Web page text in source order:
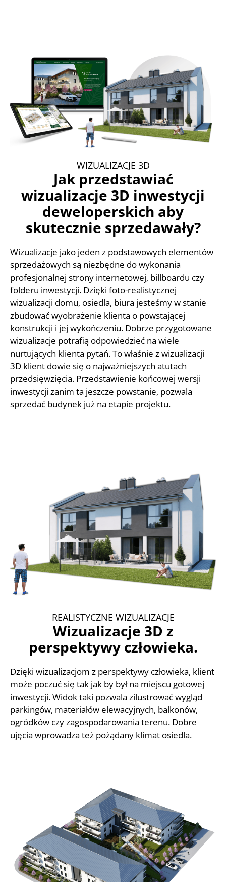
WIZUALIZACJE 3D
Jak przedstawiać
wizualizacje 3D inwestycji
deweloperskich aby
skutecznie sprzedawały?
Wizualizacje jako jeden z podstawowych elementów
sprzedażowych są niezbędne do wykonania
profesjonalnej strony internetowej, billboardu czy
folderu inwestycji. Dzięki foto-realistycznej
wizualizacji domu, osiedla, biura jesteśmy w stanie
zbudować wyobrażenie klienta o powstającej
konstrukcji i jej wykończeniu. Dobrze przygotowane
wizualizacje potrafią odpowiedzieć na wiele
nurtujących klienta pytań. To właśnie z wizualizacji
3D klient dowie się o najważniejszych atutach
przedsięwzięcia. Przedstawienie końcowej wersji
inwestycji zanim ta jeszcze powstanie, pozwala
sprzedać budynek już na etapie projektu.
REALISTYCZNE WIZUALIZACJE
Wizualizacje 3D z
perspektywy człowieka.
Dzięki wizualizacjom z perspektywy człowieka, klient
może poczuć się tak jak by był na miejscu gotowej
inwestycji. Widok taki pozwala zilustrować wygląd
parkingów, materiałów elewacyjnych, balkonów,
ogródków czy zagospodarowania terenu. Dobre
ujęcia wprowadza też pożądany klimat osiedla.